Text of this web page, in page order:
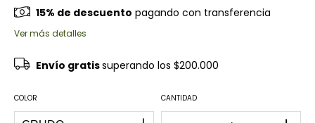
15% de descuento pagando con transferencia
Ver más detalles
Envío gratissuperando los$200.000
COLOR CANTIDAD